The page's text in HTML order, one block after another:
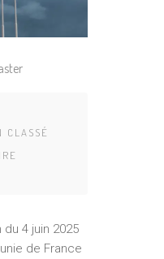
CLASSÉ
4 juin 2025
de France